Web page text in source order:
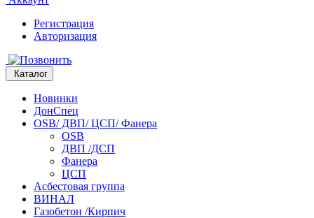
Регистрация
Авторизация
Каталог
Новинки
ДонСпец
OSB/ ДВП/ ЦСП/ Фанера
OSB
ДВП /ДСП
Фанера
ЦСП
Асбестовая группа
ВИНАЛ
Газобетон /Кирпич